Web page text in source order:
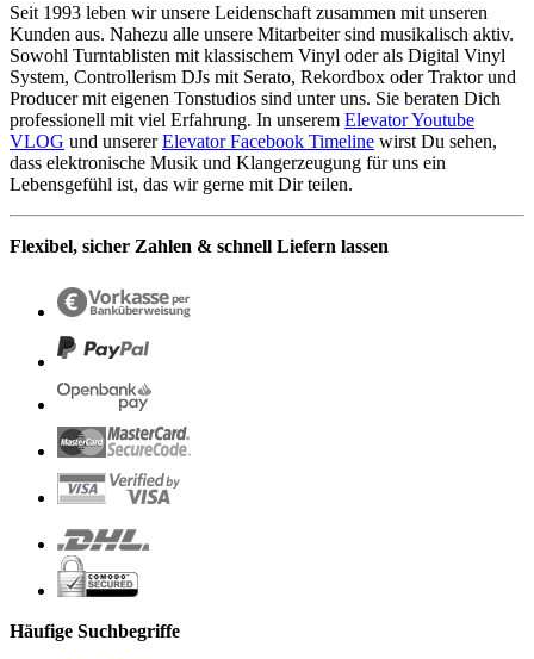
Seit 1993 leben wir unsere Leidenschaft zusammen mit unseren
Kunden aus. Nahezu alle unsere Mitarbeiter sind musikalisch aktiv.
Sowohl Turntablisten mit klassischem Vinyl oder als Digital Vinyl
System, Controllerism DJs mit Serato, Rekordbox oder Traktor und
Producer mit eigenen Tonstudios sind unter uns. Sie beraten Dich
professionell mit viel Erfahrung. In unserem Elevator Youtube
VLOG und unsererElevator Facebook Timeline wirst Du sehen,
dass elektronische Musik und Klangerzeugung für uns ein
Lebensgefühl ist, das wir gerne mit Dir teilen.
Flexibel, sicher Zahlen & schnell Liefern lassen
Häufige Suchbegriffe